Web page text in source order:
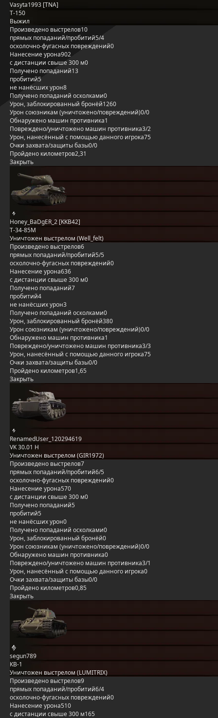
Vasyta1993 [TNA]
Т-150
Выжил
Произведено выстрелов10
прямых попаданий/пробитий5/4
осколочно-фугасных повреждений0
Нанесение урона902
с дистанции свыше 300 м0
Получено попаданий13
пробитий5
не нанёсших урон8
Получено попаданий осколками0
Урон, заблокированный бронёй1260
Урон союзникам (уничтожено/повреждений)0/0
Обнаружено машин противника1
Повреждено/уничтожено машин противника3/2
Урон, нанесённый с помощью данного игрока75
Очки захвата/защиты базы0/0
Пройдено километров2,31
Закрыть
Honey_BaDgER_2 [KKB42]
Т-34-85М
Уничтожен выстрелом (Well_felt)
Произведено выстрелов6
прямых попаданий/пробитий5/5
осколочно-фугасных повреждений0
Нанесение урона636
с дистанции свыше 300 м0
Получено попаданий7
пробитий4
не нанёсших урон3
Получено попаданий осколками0
Урон, заблокированный бронёй380
Урон союзникам (уничтожено/повреждений)0/0
Обнаружено машин противника1
Повреждено/уничтожено машин противника3/3
Урон, нанесённый с помощью данного игрока75
Очки захвата/защиты базы0/0
Пройдено километров1,65
Закрыть
RenamedUser_120294619
VK 30.01 H
Уничтожен выстрелом (GIR1972)
Произведено выстрелов7
прямых попаданий/пробитий6/5
осколочно-фугасных повреждений0
Нанесение урона570
с дистанции свыше 300 м0
Получено попаданий5
пробитий5
не нанёсших урон0
Получено попаданий осколками0
Урон, заблокированный бронёй0
Урон союзникам (уничтожено/повреждений)0/0
Обнаружено машин противника0
Повреждено/уничтожено машин противника3/1
Урон, нанесённый с помощью данного игрока0
Очки захвата/защиты базы0/0
Пройдено километров0,85
Закрыть
segun789
КВ-1
Уничтожен выстрелом (LUMITRIX)
Произведено выстрелов9
прямых попаданий/пробитий6/4
осколочно-фугасных повреждений0
Нанесение урона510
с дистанции свыше 300 м165